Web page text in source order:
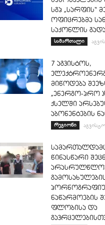
სგპ „სარფის“
ოფიცრებმა
საქონლის
სამართალი
7 აგვისტოს,
მიწოდება
„ენერგო-პრო
ქსელში
აბონენტების
რეგიონი
წინასწარი
ნაწარმოების
ფლობისა და